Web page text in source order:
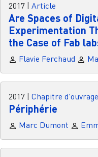
2017 Article
Are Spaces of
Experimentation
the Case of Fab
Flavie Ferchaud
2017 Chapitre d'ouvrage
Périphérie
Marc Dumont